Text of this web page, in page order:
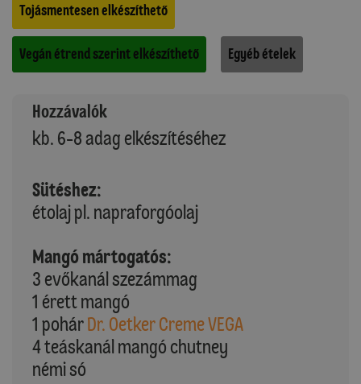
Tojásmentesen elkészíthető
Vegán étrend szerint elkészíthető Egyéb ételek
Hozzávalók
kb. 6-8 adag elkészítéséhez
Sütéshez:
étolaj pl. napraforgóolaj
Mangó mártogatós:
3 evőkanál szezámmag
1 érett mangó
1 pohárDr. Oetker Creme VEGA
4 teáskanál mangó chutney
némi só